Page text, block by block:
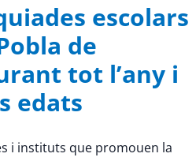
escolars
de
tot l’any i
edats
i instituts que promouen la